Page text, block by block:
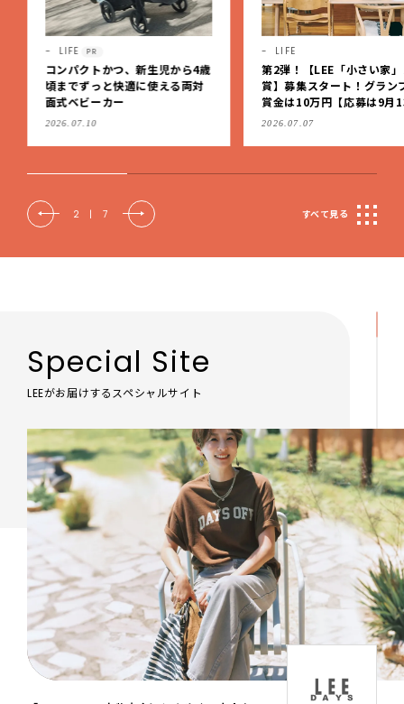
LIFE PR
コンパクトかつ、新生児から4歳
頃までずっと快適に使える両対
面式ベビーカー
2026.07.10
LIFE
第2弾！【LEE「小さい家
賞】募集スタート！グラン
賞金は10万円【応募は9月
（日）まで】
2026.07.07
2 | 7 すべて見る
Special Site
LEEがお届けするスペシャルサイト